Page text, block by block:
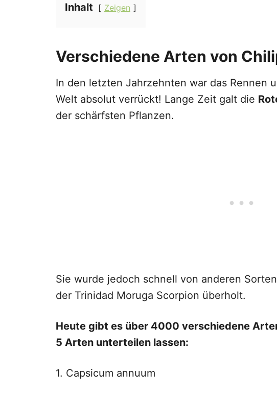
Inhalt Zeigen
Verschiedene Arten von
In den letzten Jahrzehnten war das Rennen
Welt absolut verrückt! Lange Zeit galt die
der schärfsten Pflanzen.
Sie wurde jedoch schnell von anderen
der Trinidad Moruga Scorpion überholt.
Heute gibt es über 4000 verschiedene
5 Arten unterteilen lassen:
1. Capsicum annuum